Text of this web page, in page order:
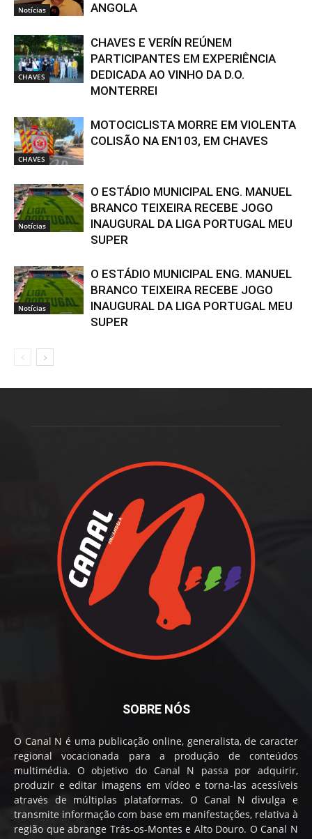
Notícias
ANGOLA
CHAVES
CHAVES E VERÍN REÚNEM
PARTICIPANTES EM EXPERIÊNCIA
DEDICADA AO VINHO DA D.O.
MONTERREI
CHAVES
MOTOCICLISTA MORRE EM VIOLENTA
COLISÃO NA EN103, EM CHAVES
Notícias
O ESTÁDIO MUNICIPAL ENG. MANUEL
BRANCO TEIXEIRA RECEBE JOGO
INAUGURAL DA LIGA PORTUGAL MEU
SUPER
Notícias
O ESTÁDIO MUNICIPAL ENG. MANUEL
BRANCO TEIXEIRA RECEBE JOGO
INAUGURAL DA LIGA PORTUGAL MEU
SUPER
SOBRE NÓS
O Canal N é uma publicação online, generalista, de caracter
regional vocacionada para a produção de conteúdos
multimédia. O objetivo do Canal N passa por adquirir,
produzir e editar imagens em vídeo e torna-las acessíveis
através de múltiplas plataformas. O Canal N divulga e
transmite informação com base em manifestações, relativa à
região que abrange Trás-os-Montes e Alto Douro. O Canal N